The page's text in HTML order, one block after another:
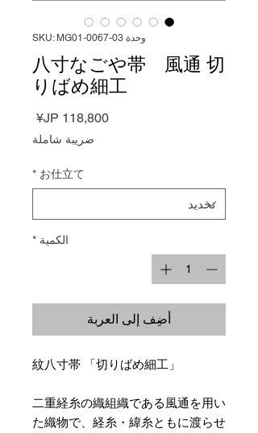
وحدة SKU: MG01-0067-03
八寸なごや帯 風通 切
りばめ細工
السعر
ضريبة شاملة
お仕立て
*
الكمية *
أضِف إلى العربة
紋八寸帯 「切りばめ細工」
二重経糸の織組織である風通を用い
た織物で、経糸・緯糸ともに渡らせ